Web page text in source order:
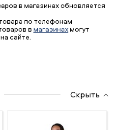
в магазинах обновляется
по телефонам
в магазинахмогут
сайте.
Скрыть